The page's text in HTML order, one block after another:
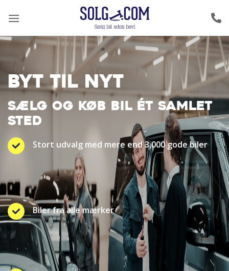
BYT TIL NYT
SÆLG OG KØB BIL ÉT SAMLET
STED
Stort udvalg med mere end 3.000 gode biler
Biler fra alle mærker